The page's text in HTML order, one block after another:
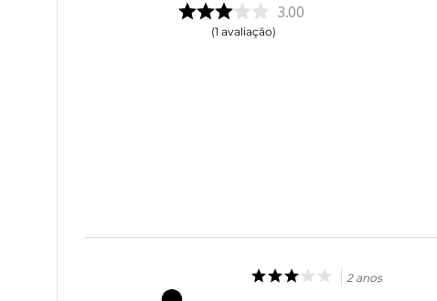
3.00
1 avaliação
2 anos